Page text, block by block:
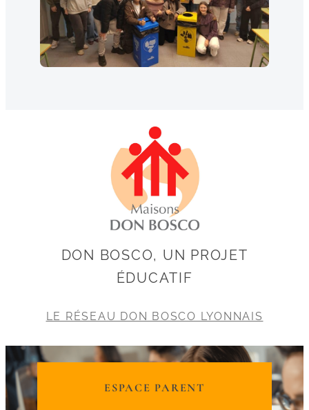
DON BOSCO, UN PROJET
ÉDUCATIF
LE RÉSEAU DON BOSCO LYONNAIS
ESPACE PARENT